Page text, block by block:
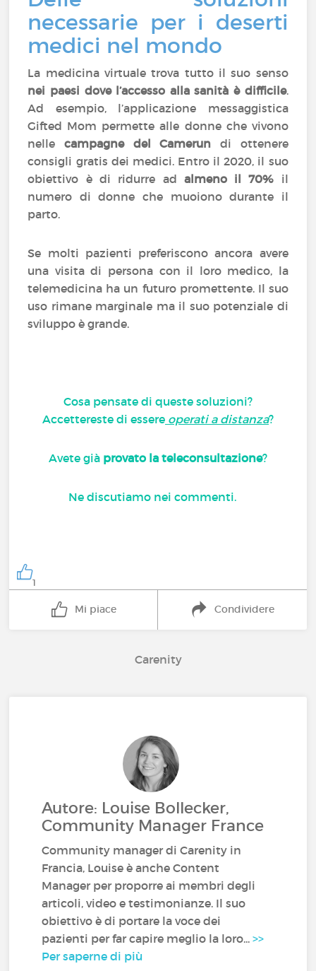
necessarie per i deserti
medici nel mondo
La medicina virtuale trova tutto il suo senso
nei paesi dove l’accesso alla sanità è difficile.
Ad esempio, l’applicazione messaggistica
Gifted Mom permette alle donne che vivono
nellecampagne del Camerun di ottenere
consigli gratis dei medici. Entro il 2020, il suo
obiettivo è di ridurre ad almeno il 70% il
numero di donne che muoiono durante il
parto.
Se molti pazienti preferiscono ancora avere
una visita di persona con il loro medico, la
telemedicina ha un futuro promettente. Il suo
uso rimane marginale ma il suo potenziale di
sviluppo è grande.
Cosa pensate di queste soluzioni?
Accettereste di essere operati a distanza?
Avete già provato la teleconsultazione?
Ne discutiamo nei commenti.
1
Mi piace Condividere
Carenity
Autore: Louise Bollecker,
Community Manager France
Community manager di Carenity in
Francia, Louise è anche Content
Manager per proporre ai membri degli
articoli, video e testimonianze. Il suo
obiettivo è di portare la voce dei
pazienti per far capire meglio la loro...>>
Per saperne di più